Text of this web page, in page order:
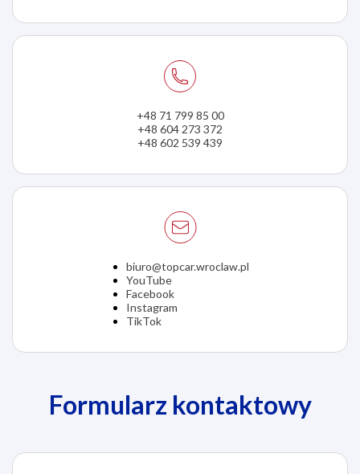
+48 71 799 85 00
+48 604 273 372
+48 602 539 439
biuro@topcar.wroclaw.pl
YouTube
Facebook
Instagram
TikTok
Formularz kontaktowy